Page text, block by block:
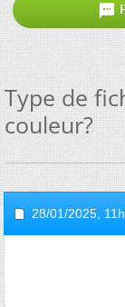

Type de
couleur?
28/01/2025,